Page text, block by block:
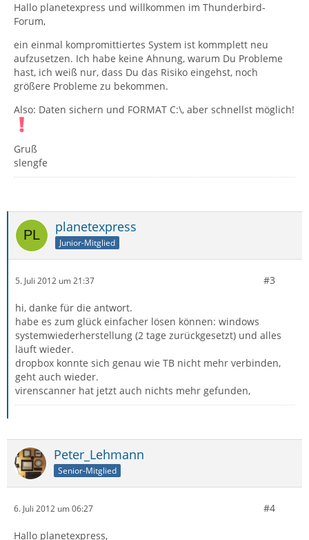
Hallo planetexpress und willkommen im Thunderbird-
Forum,
ein einmal kompromittiertes System ist kommplett neu
aufzusetzen. Ich habe keine Ahnung, warum Du Probleme
hast, ich weiß nur, dass Du das Risiko eingehst, noch
größere Probleme zu bekommen.
Also: Daten sichern und FORMAT C:\, aber schnellst möglich!
Gruß
slengfe
planetexpress
Junior-Mitglied
5. Juli 2012 um 21:37 #3
hi, danke für die antwort.
habe es zum glück einfacher lösen können: windows
systemwiederherstellung (2 tage zurückgesetzt) und alles
läuft wieder.
dropbox konnte sich genau wie TB nicht mehr verbinden,
geht auch wieder.
virenscanner hat jetzt auch nichts mehr gefunden,
Peter_Lehmann
Senior-Mitglied
6. Juli 2012 um 06:27 #4
Hallo planetexpress,